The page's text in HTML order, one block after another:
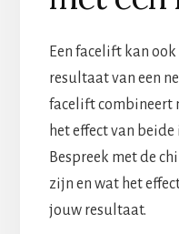
Een facelift kan
resultaat van een
facelift combineert
het effect van
Bespreek met de
zijn en wat het
jouw resultaat.